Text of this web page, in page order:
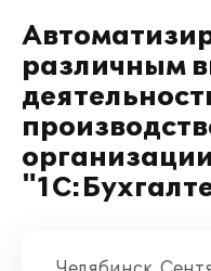
различным